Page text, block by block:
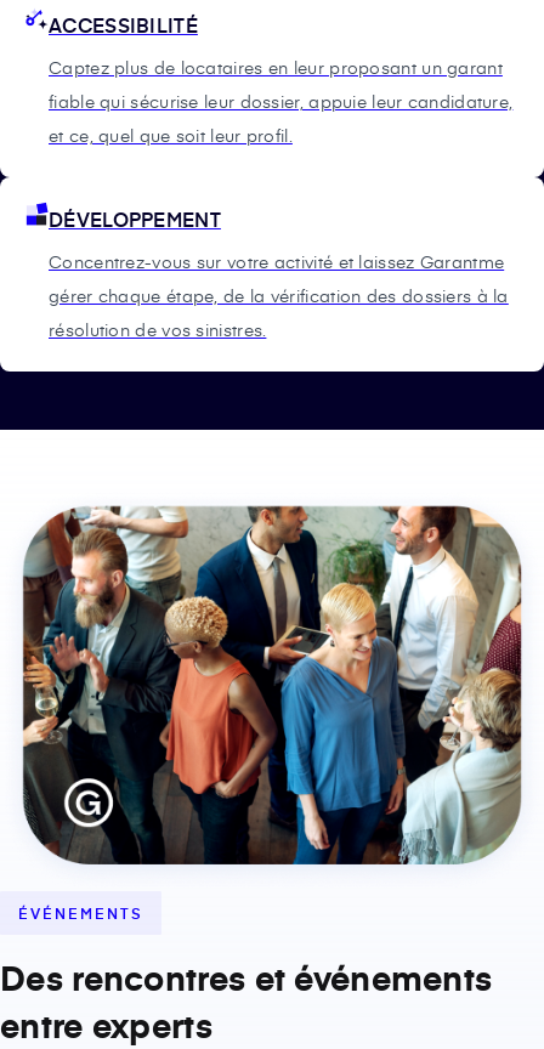
ACCESSIBILITÉ
Captez plus de locataires en leur proposant un garant
fiable qui sécurise leur dossier, appuie leur candidature,
et ce, quel que soit leur profil.
DÉVELOPPEMENT
Concentrez-vous sur votre activité et laissez Garantme
gérer chaque étape, de la vérification des dossiers à la
résolution de vos sinistres.
ÉVÉNEMENTS
Des rencontres et événements
entre experts